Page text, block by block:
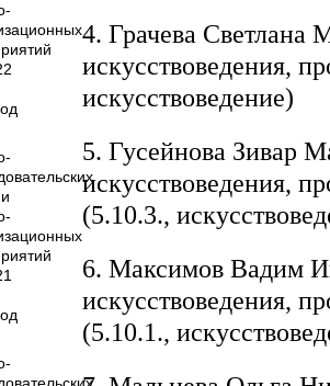
4. Грачева Светлана
искусствоведения,
искусствоведение)
5. Гусейнова Зивар
искусствоведения,
(5.10.3.,
6. Максимов Вадим
искусствоведения,
(5.10.1.,